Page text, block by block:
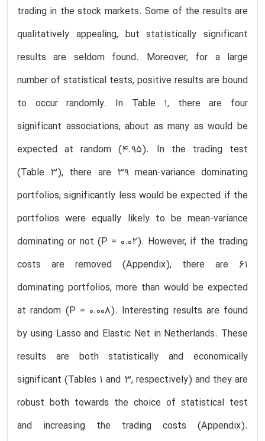
trading in the stock markets. Some of the results are
qualitatively appealing, but statistically significant
results are seldom found. Moreover, for a large
number of statistical tests, positive results are bound
to occur randomly. In Table 1, there are four
significant associations, about as many as would be
expected at random (4.95). In the trading test
(Table 3), there are 39 mean-variance dominating
portfolios, significantly less would be expected if the
portfolios were equally likely to be mean-variance
dominating or not (P = 0.02). However, if the trading
costs are removed (Appendix), there are 61
dominating portfolios, more than would be expected
at random (P = 0.008). Interesting results are found
by using Lasso and Elastic Net in Netherlands. These
results are both statistically and economically
significant (Tables 1 and 3, respectively) and they are
robust both towards the choice of statistical test
and increasing the trading costs (Appendix).